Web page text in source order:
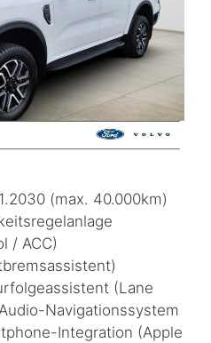
(max. 40.000km)
/ ACC)
(Lane
Navigationssystem
Integration (Apple